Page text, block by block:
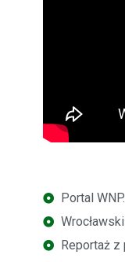
Portal
Reportaż z